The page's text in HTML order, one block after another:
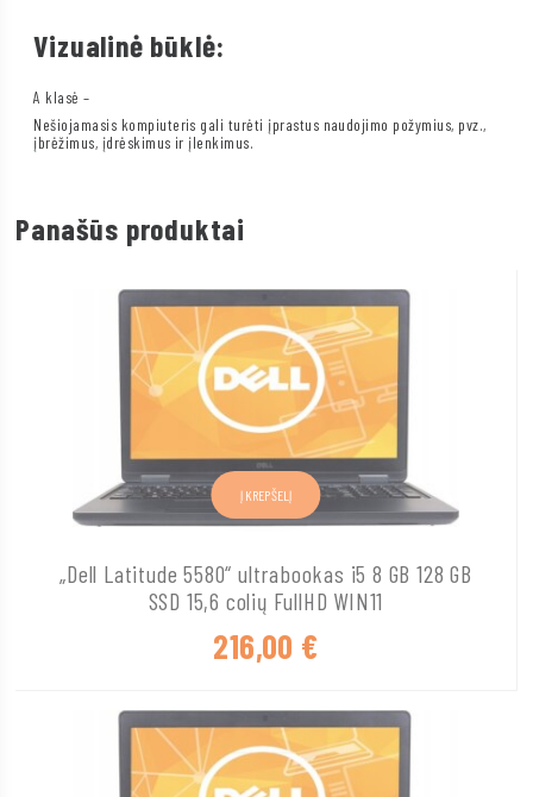
Vizualinė būklė:
A klasė –
Nešiojamasis kompiuteris gali turėti įprastus naudojimo požymius, pvz.,
įbrėžimus, įdrėskimus ir įlenkimus.
Panašūs produktai
„Dell Latitude 5580“ ultrabookas i5 8 GB 128 GB
SSD 15,6 colių FullHD WIN11
216,00 €
Į KREPŠELĮ